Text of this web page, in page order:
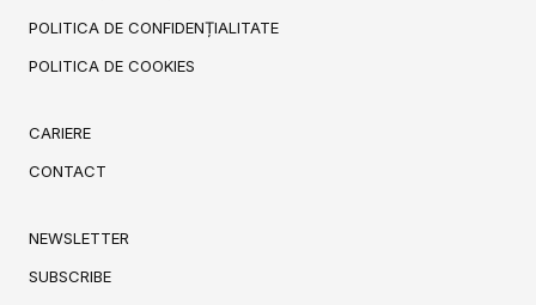
POLITICA DE CONFIDENȚIALITATE
POLITICA DE COOKIES
CARIERE
CONTACT
NEWSLETTER
SUBSCRIBE